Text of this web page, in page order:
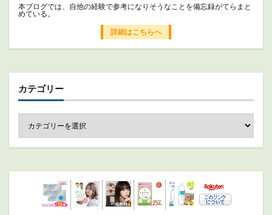
本ブログでは、自他の経験で参考になりそうなことを備忘録がてらまと
めている。
詳細はこちらへ
カテゴリー